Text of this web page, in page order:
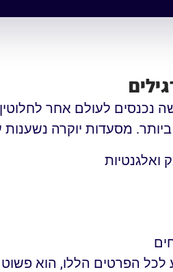
נכנסים לעולם אחר
מסעדות יוקרה
ואלגנטיות
לכל הפרטים הללו, הוא